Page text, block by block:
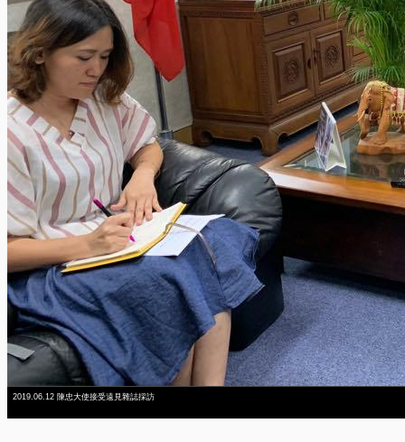
2019.06.12 陳忠大使接受遠見雜誌採訪